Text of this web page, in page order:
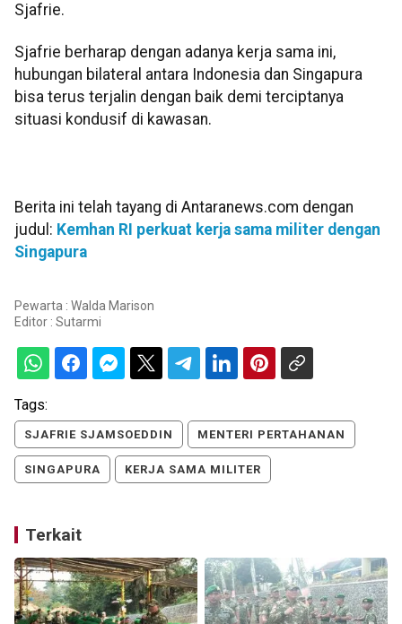
Sjafrie.
Sjafrie berharap dengan adanya kerja sama ini,
hubungan bilateral antara Indonesia dan Singapura
bisa terus terjalin dengan baik demi terciptanya
situasi kondusif di kawasan.
Berita ini telah tayang di Antaranews.com dengan
judul: Kemhan RI perkuat kerja sama militer dengan
Singapura
Pewarta : Walda Marison
Editor : Sutarmi
Tags:
SJAFRIE SJAMSOEDDIN MENTERI PERTAHANAN
SINGAPURA KERJA SAMA MILITER
Terkait